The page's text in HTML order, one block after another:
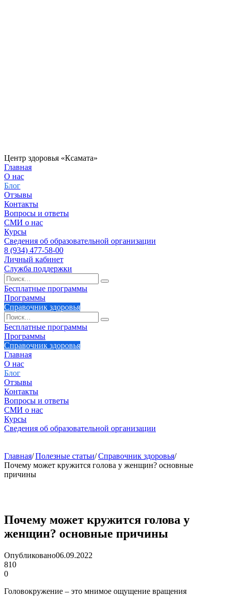
Центр здоровья «Ксамата»
Главная
О нас
Блог
Отзывы
Контакты
Вопросы и ответы
СМИ о нас
Курсы
Сведения об образовательной организации
8 (934) 477-58-00
Личный кабинет
Служба поддержки
Бесплатные программы
Программы
Справочник здоровья
Бесплатные программы
Программы
Справочник здоровья
Главная
О нас
Блог
Отзывы
Контакты
Вопросы и ответы
СМИ о нас
Курсы
Сведения об образовательной организации
Главная/Полезные статьи/Справочник здоровья/
Почему может кружится голова у женщин? основные
причины
Почему может кружится голова у
женщин? основные причины
Опубликовано06.09.2022
810
0
Головокружение – это мнимое ощущение вращения